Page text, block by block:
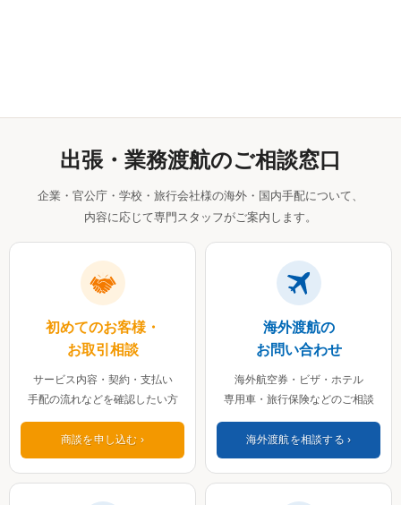
出張・業務渡航のご相談窓口
企業・官公庁・学校・旅行会社様の海外・国内手配について、
内容に応じて専門スタッフがご案内します。
初めてのお客様・
お取引相談
サービス内容・契約・支払い
手配の流れなどを確認したい方
商談を申し込む
海外渡航の
お問い合わせ
海外航空券・ビザ・ホテル
専用車・旅行保険などのご相談
海外渡航を相談する